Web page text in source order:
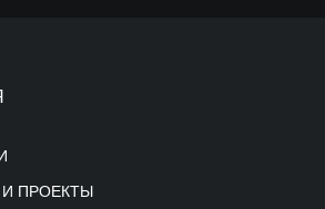
ПРОЕКТЫ